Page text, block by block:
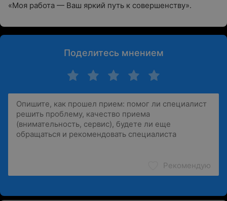
«Моя работа — Ваш яркий путь к совершенству».
Поделитесь мнением
Рекомендую